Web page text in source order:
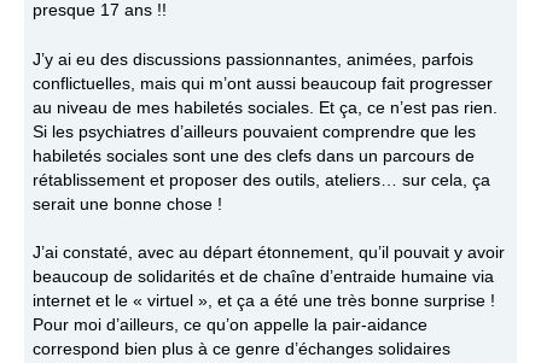
presque 17 ans !!
J’y ai eu des discussions passionnantes, animées, parfois
conflictuelles, mais qui m’ont aussi beaucoup fait progresser
au niveau de mes habiletés sociales. Et ça, ce n’est pas rien.
Si les psychiatres d’ailleurs pouvaient comprendre que les
habiletés sociales sont une des clefs dans un parcours de
rétablissement et proposer des outils, ateliers… sur cela, ça
serait une bonne chose !
J’ai constaté, avec au départ étonnement, qu’il pouvait y avoir
beaucoup de solidarités et de chaîne d’entraide humaine via
internet et le « virtuel », et ça a été une très bonne surprise !
Pour moi d’ailleurs, ce qu’on appelle la pair-aidance
correspond bien plus à ce genre d’échanges solidaires